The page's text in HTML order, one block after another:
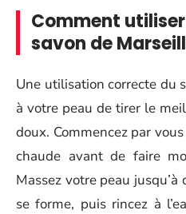
Comment
savon de
Une utilisation correcte du
à votre peau de tirer le
doux. Commencez par
chaude avant de faire
Massez votre peau jusqu’à
se forme, puis rincez à